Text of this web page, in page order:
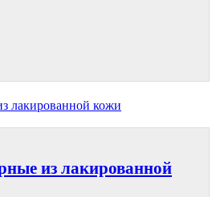
из лакированной